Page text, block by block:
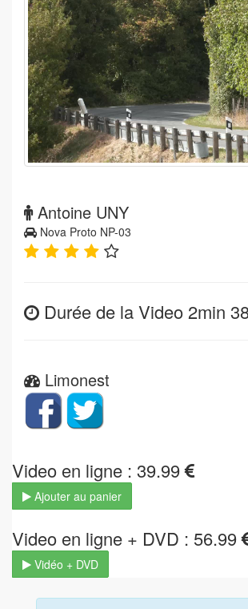
Antoine UNY
Nova Proto NP-03
Durée de la Video 2min
Limonest
Video en ligne : 39.99
Ajouter au panier
Video en ligne + DVD : 56.99
Vidéo + DVD